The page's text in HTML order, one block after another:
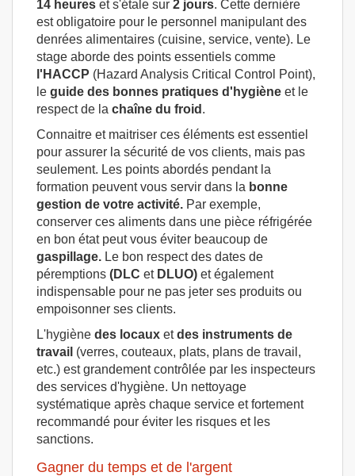
14 heures et s'étale sur 2 jours. Cette dernière
est obligatoire pour le personnel manipulant des
denrées alimentaires (cuisine, service, vente). Le
stage aborde des points essentiels comme
l'HACCP (Hazard Analysis Critical Control Point),
le guide des bonnes pratiques d'hygiène et le
respect de la chaîne du froid .
Connaitre et maitriser ces éléments est essentiel
pour assurer la sécurité de vos clients, mais pas
seulement. Les points abordés pendant la
formation peuvent vous servir dans la bonne
gestion de votre activité. Par exemple,
conserver ces aliments dans une pièce réfrigérée
en bon état peut vous éviter beaucoup de
gaspillage. Le bon respect des dates de
péremptions (DLC et DLUO) et également
indispensable pour ne pas jeter ses produits ou
empoisonner ses clients.
L'hygiène des locaux etdes instruments de
travail (verres, couteaux, plats, plans de travail,
etc.) est grandement contrôlée par les inspecteurs
des services d'hygiène. Un nettoyage
systématique après chaque service et fortement
recommandé pour éviter les risques et les
sanctions.
Gagner du temps et de l'argent